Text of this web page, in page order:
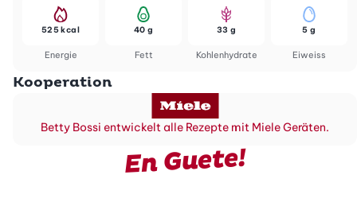
Energie
525 kcal
Fett
40 g
Kohlenhydrate
33 g
Eiweiss
5 g
Kooperation
Betty Bossi entwickelt alle Rezepte mit Miele Geräten.
En Guete!